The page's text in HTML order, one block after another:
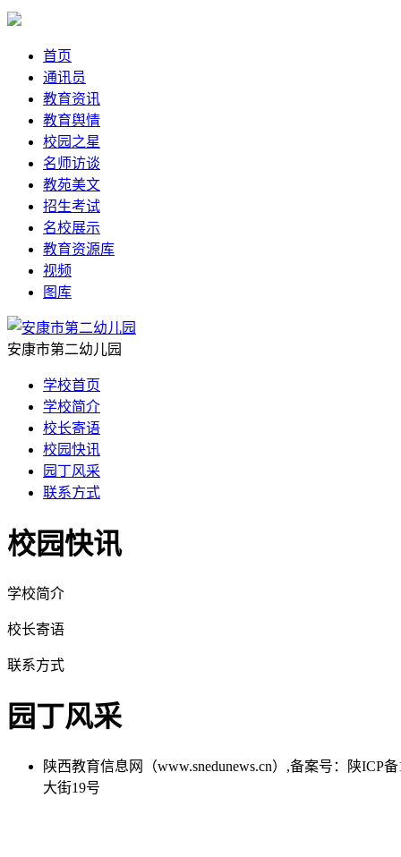
首页
通讯员
教育资讯
教育舆情
校园之星
名师访谈
教苑美文
招生考试
名校展示
教育资源库
视频
图库
安康市第二幼儿园
学校首页
学校简介
校长寄语
校园快讯
园丁风采
联系方式
校园快讯
学校简介
校长寄语
联系方式
园丁风采
陕西教育信息网（www.snedunews.cn）,备案号：陕ICP
大街19号